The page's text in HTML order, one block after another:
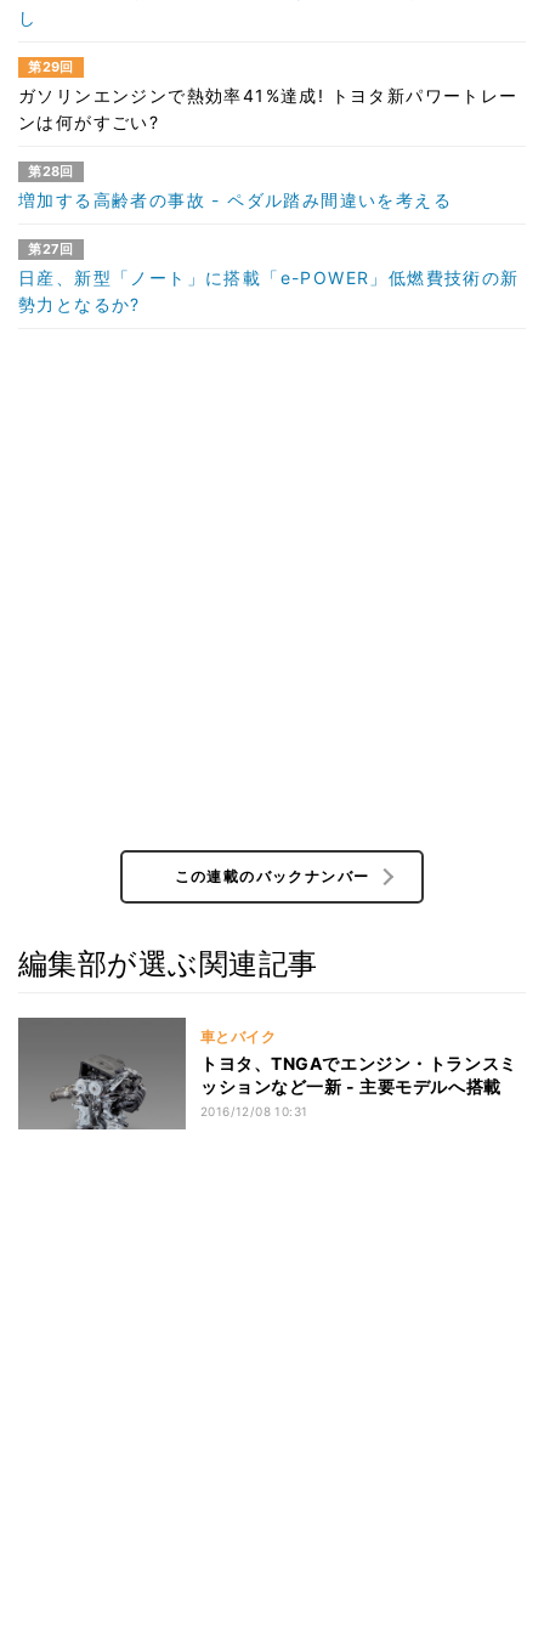
し
第29回
ガソリンエンジンで熱効率41%達成! トヨタ新パワートレー
ンは何がすごい?
第28回
増加する高齢者の事故 - ペダル踏み間違いを考える
第27回
日産、新型「ノート」に搭載「e-POWER」低燃費技術の新
勢力となるか?
この連載のバックナンバー
編集部が選ぶ関連記事
車とバイク
トヨタ、TNGAでエンジン・トランスミ
ッションなど一新 - 主要モデルへ搭載
2016/12/08 10:31